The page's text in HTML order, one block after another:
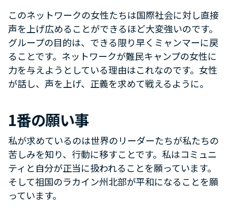
このネットワークの女性たちは国際社会に対し直接
声を上げ広めることができるほど大変強いのです。
グループの目的は、できる限り早くミャンマーに戻
ることです。ネットワークが難民キャンプの女性に
力を与えようとしている理由はこれなのです。女性
が話し、声を上げ、正義を求めて戦えるように。
1番の願い事
私が求めているのは世界のリーダーたちが私たちの
苦しみを知り、行動に移すことです。私はコミュニ
ティと自分が正当に扱われることを願っています。
そして祖国のラカイン州北部が平和になることを願
っています。